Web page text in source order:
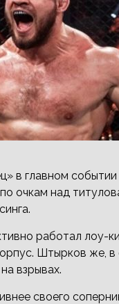
в главном
над
работал лоу-
Штырков же,
взрывах.
своего